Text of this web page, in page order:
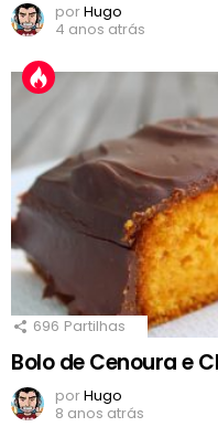
porHugo
4 anos atrás
696 Partilhas
Bolo de Cenoura e
porHugo
8 anos atrás